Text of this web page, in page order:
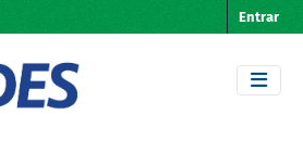
Entrar